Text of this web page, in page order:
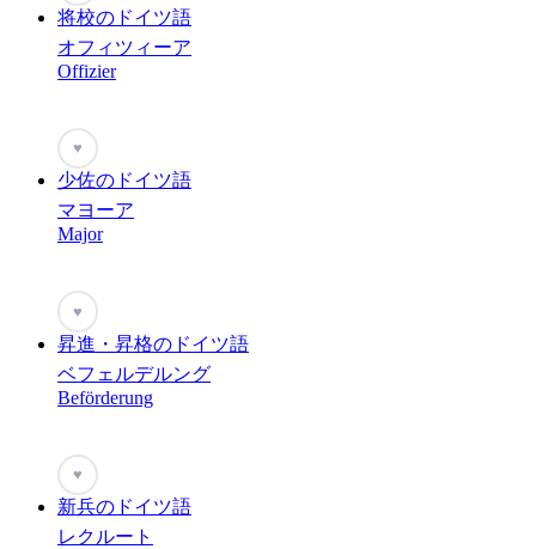
将校のドイツ語
オフィツィーア
Offizier
♥
少佐のドイツ語
マヨーア
Major
♥
昇進・昇格のドイツ語
ベフェルデルング
Beförderung
♥
新兵のドイツ語
レクルート